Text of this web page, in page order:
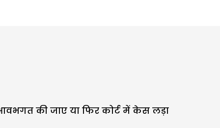
की जाए या फिर कोर्ट में केस लड़ा